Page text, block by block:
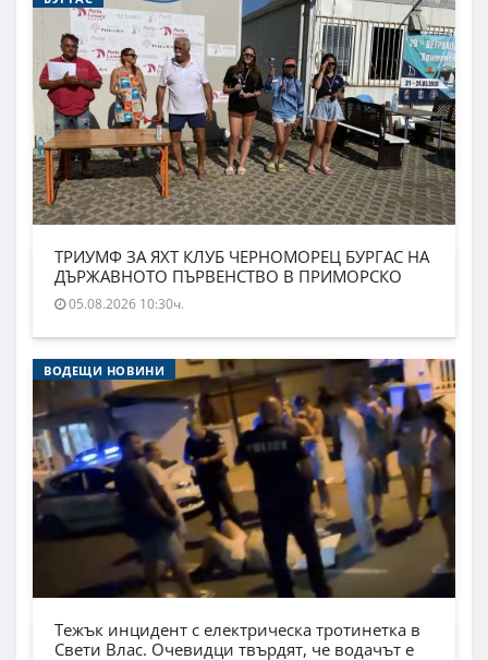
ТРИУМФ ЗА ЯХТ КЛУБ ЧЕРНОМОРЕЦ БУРГАС НА
ДЪРЖАВНОТО ПЪРВЕНСТВО В ПРИМОРСКО
05.08.2026 10:30ч.
ВОДЕЩИ НОВИНИ
Тежък инцидент с електрическа тротинетка в
Свети Влас. Очевидци твърдят, че водачът е